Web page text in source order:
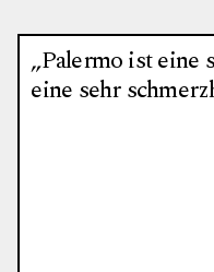
„Palermo ist eine
eine sehr